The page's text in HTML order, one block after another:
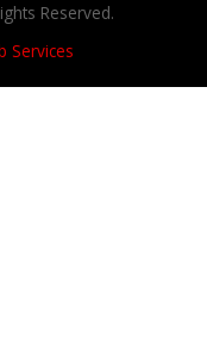
Reserved.
Services